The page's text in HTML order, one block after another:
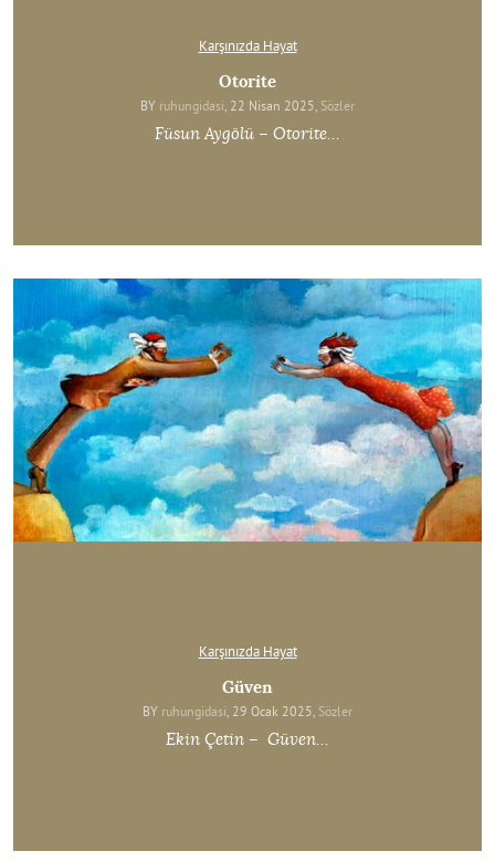
Karşınızda Hayat
Otorite
BY ruhungidasi, 22 Nisan 2025, Sözler
Füsun Aygölü – Otorite…
Karşınızda Hayat
Güven
BY ruhungidasi, 29 Ocak 2025, Sözler
Ekin Çetin – Güven…